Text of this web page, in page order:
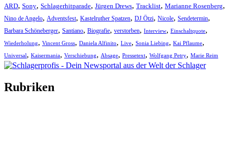
ARD, Sony, Schlagerhitparade, Jürgen Drews, Tracklist, Marianne Rosenberg,
Nino de Angelo, Adventsfest, Kastelruther Spatzen, DJ Ötzi, Nicole, Sendetermin,
Barbara Schöneberger, Santiano, Biografie, verstorben, Interview, Einschaltquote,
Wiederholung, Vincent Gross, Daniela Alfinito, Live, Sonia Liebing, Kai Pflaume,
Universal, Kaisermania, Verschiebung, Absage, Pressetext, Wolfgang Petry, Marie Reim
Rubriken